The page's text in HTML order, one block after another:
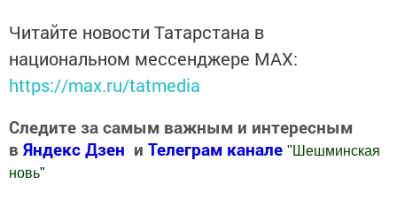
Читайте новости Татарстана в
национальном мессенджере MАХ:
https://max.ru/tatmedia
Следите за самым важным и интересным
в Яндекс Дзен и Телеграм канале " Шешминская
новь"